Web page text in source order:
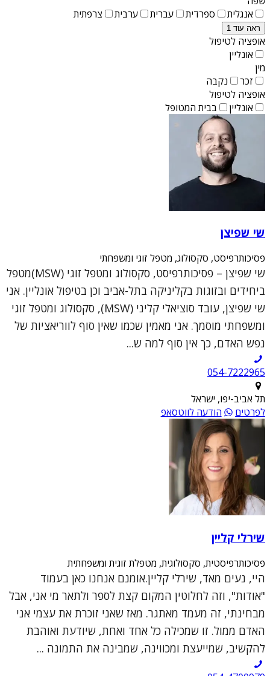
אנגלית
ספרדית עברית ערבית צרפתית
ראה עוד 1
אופציה לטיפול
אונליין
מין
זכר
נקבה
אופציה לטיפול
אונליין
בבית המטופל
שי שפיצן
פסיכותרפיסט, סקסולוג, מטפל זוגי ומשפחתי
שי שפיצן – פסיכותרפיסט, סקסולוג ומטפל זוגי (MSW)מטפל
ביחידים ובזוגות בקליניקה בתל-אביב וכן בטיפול אונליין. אני
שי שפיצן, עובד סוציאלי קליני (MSW), סקסולוג ומטפל זוגי
ומשפחתי מוסמך. אני מאמין שכמו שאין סוף לווריאציות של
נפש האדם, כך אין סוף למה ש...
054-7222965
תל אביב-יפו, ישראל
לפרטים
הודעה לווטסאפ
שירלי קליין
פסיכותרפיסטית, סקסולוגית, מטפלת זוגית ומשפחתית
היי, נעים מאד, שירלי קליין.אומנם אנחנו כאן בעמוד
"אודות", וזה לחלוטין המקום קצת לספר ולתאר מי אני, אבל
מבחינתי, זה מעמד מאתגר. מאז שאני זוכרת את עצמי אני
האדם ממול. זו שמכילה כל אחד ואחת, שיודעת ואוהבת
להקשיב, שמייעצת ומכווינה, שמבינה את התמונה ...